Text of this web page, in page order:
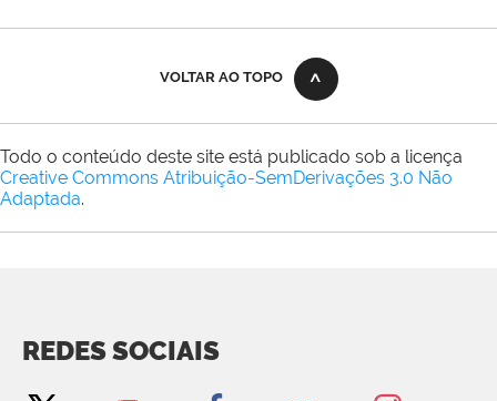
VOLTAR AO TOPO
Todo o conteúdo deste site está publicado sob a licença
Creative Commons Atribuição-SemDerivações 3.0 Não
Adaptada.
REDES SOCIAIS